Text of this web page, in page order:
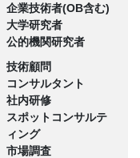
企業技術者(OB含む)
大学研究者
公的機関研究者
技術顧問
コンサルタント
社内研修
スポットコンサルテ
ィング
市場調査